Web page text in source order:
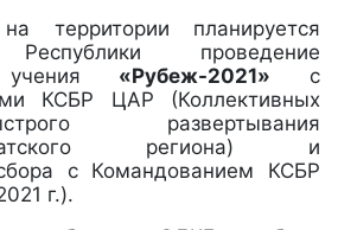
территории планируется
проведение
учения «Рубеж-2021» с
КСБР ЦАР (Коллективных
развертывания
региона) и
с Командованием КСБР
г.).